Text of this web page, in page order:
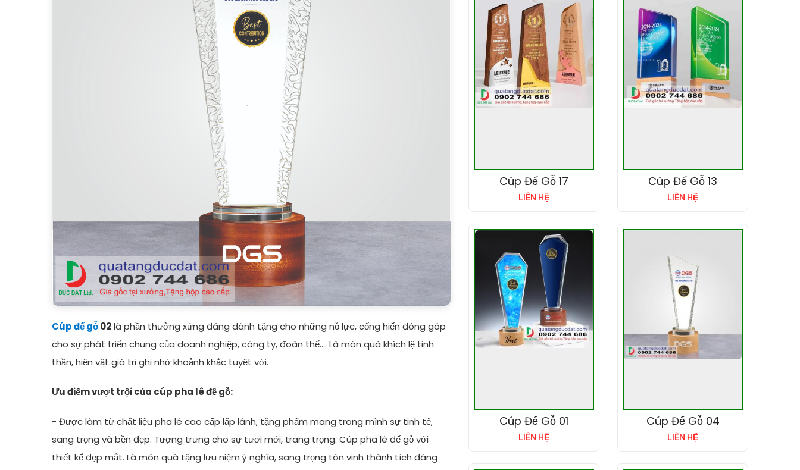
Cúp đế gỗ02là phần thưởng xứng đáng dành tặng cho những nỗ lực, cống hiến đóng góp
cho sự phát triển chung của doanh nghiệp, công ty, đoàn thể.... Là món quà khích lệ tinh
thần, hiện vật giá trị ghi nhớ khoảnh khắc tuyệt vời.
Ưu điểm vượt trội của cúp pha lê đế gỗ:
- Được làm từ chất liệu pha lê cao cấp lấp lánh, tặng phẩm mang trong mình sự tinh tế,
sang trọng và bền đẹp. Tượng trưng cho sự tươi mới, trang trọng. Cúp pha lê đế gỗ với
thiết kế đẹp mắt. Là món quà tặng lưu niệm ý nghĩa, sang trọng tôn vinh thành tích đáng
Cúp Đế Gỗ 17
LIÊN HỆ
Cúp Đế Gỗ 13
LIÊN HỆ
Cúp Đế Gỗ 01
LIÊN HỆ
Cúp Đế Gỗ 04
LIÊN HỆ